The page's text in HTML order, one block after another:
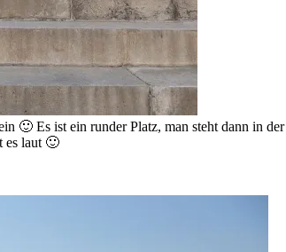
🙂 Es ist ein runder Platz, man steht dann in
es laut 🙂